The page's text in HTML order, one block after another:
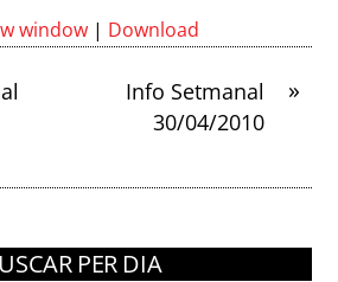
window | Download
»
Info Setmanal
30/04/2010
PER DIA